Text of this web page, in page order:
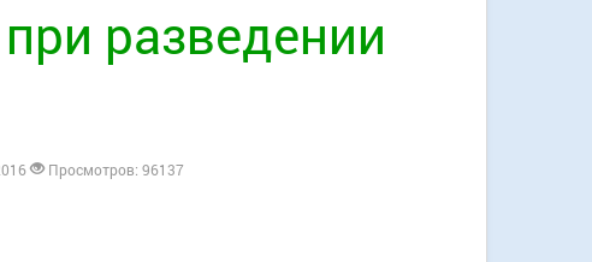
разведении
Просмотров: 96137